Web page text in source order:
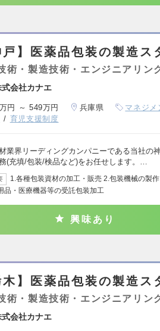
戸】医薬品包装の製造ス
術・製造技術・エンジニアリン
式会社カナエ
円 ～ 549万円 兵庫県 マネジメ
育児支援制度
業界リーディングカンパニーである当社の
(充填/包装/検品など)をお任せします。…
1.各種包装資材の加工・販売 2.包装機械の製
品・医療機器等の受託包装加工
興味あり
木】医薬品包装の製造ス
術・製造技術・エンジニアリン
式会社カナエ